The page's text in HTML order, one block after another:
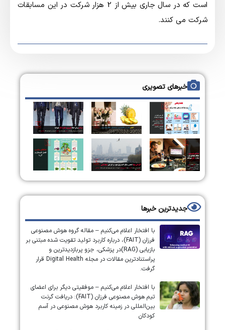
است که در سال جاری بیش از 2 هزار شرکت در این مسابقات
شرکت می کنند.
خبرهای تصویری
جدیدترین خبرها
با افتخار اعلام می‌کنیم – مقاله گروه هوش مصنوعی
فرزان (FAIT)، درباره کاربرد تولید تقویت شده مبتنی بر
بازیابی (RAG)در پزشکی، جزو پربازدیدترین و
پراستنادترین مقالات در مجله Digital Health قرار
گرفت.
با افتخار اعلام می‌کنیم – موفقیتی دیگر برای اعضای
تیم هوش مصنوعی فرزان (FAIT): دریافت گرنت
بین‌المللی در زمینه کاربرد هوش مصنوعی در آسم
کودکان